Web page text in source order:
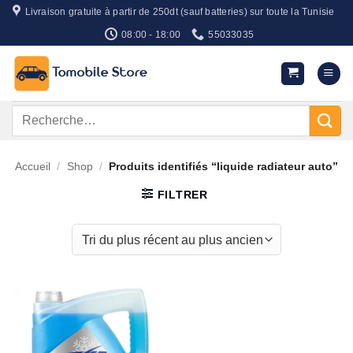
Passer
contenu
Livraison gratuite à partir de 250dt (sauf batteries) sur toute la Tunisie
08:00 - 18:00 55033035
Recherche
Accueil / Shop / Produits identifiés “liquide radiateur auto”
FILTRER